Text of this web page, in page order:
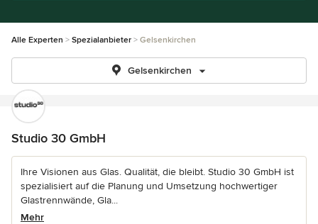
Alle Experten Spezialanbieter Gelsenkirchen
Gelsenkirchen
Studio 30 GmbH
Ihre Visionen aus Glas. Qualität, die bleibt. Studio 30 GmbH ist
spezialisiert auf die Planung und Umsetzung hochwertiger
Glastrennwände, Gla...
Mehr